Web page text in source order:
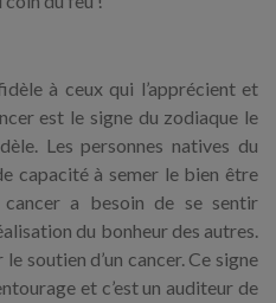
à ceux qui l’apprécient et
est le signe du zodiaque le
Les personnes natives du
capacité à semer le bien être
cancer a besoin de se sentir
du bonheur des autres.
soutien d’un cancer. Ce signe
et c’est un auditeur de